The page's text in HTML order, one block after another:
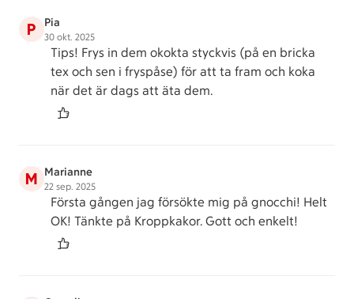
P Pia
30 okt. 2025
Tips! Frys in dem okokta styckvis (på en bricka
tex och sen i fryspåse) för att ta fram och koka
när det är dags att äta dem.
M Marianne
22 sep. 2025
Första gången jag försökte mig på gnocchi! Helt
OK! Tänkte på Kroppkakor. Gott och enkelt!